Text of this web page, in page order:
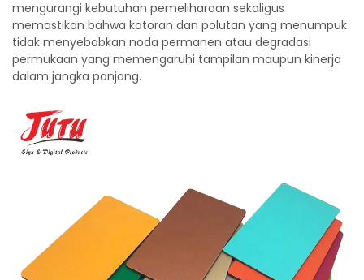
mengurangi kebutuhan pemeliharaan sekaligus
memastikan bahwa kotoran dan polutan yang menumpuk
tidak menyebabkan noda permanen atau degradasi
permukaan yang memengaruhi tampilan maupun kinerja
dalam jangka panjang.